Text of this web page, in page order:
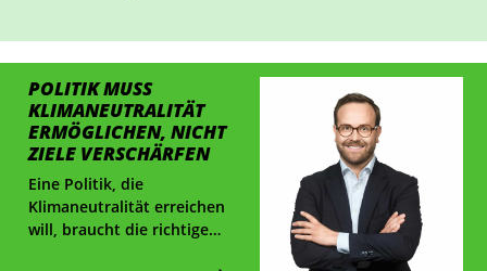
POLITIK MUSS
KLIMANEUTRALITÄT
ERMÖGLICHEN, NICHT
ZIELE VERSCHÄRFEN
Eine Politik, die
Klimaneutralität erreichen
will, braucht die richtigen